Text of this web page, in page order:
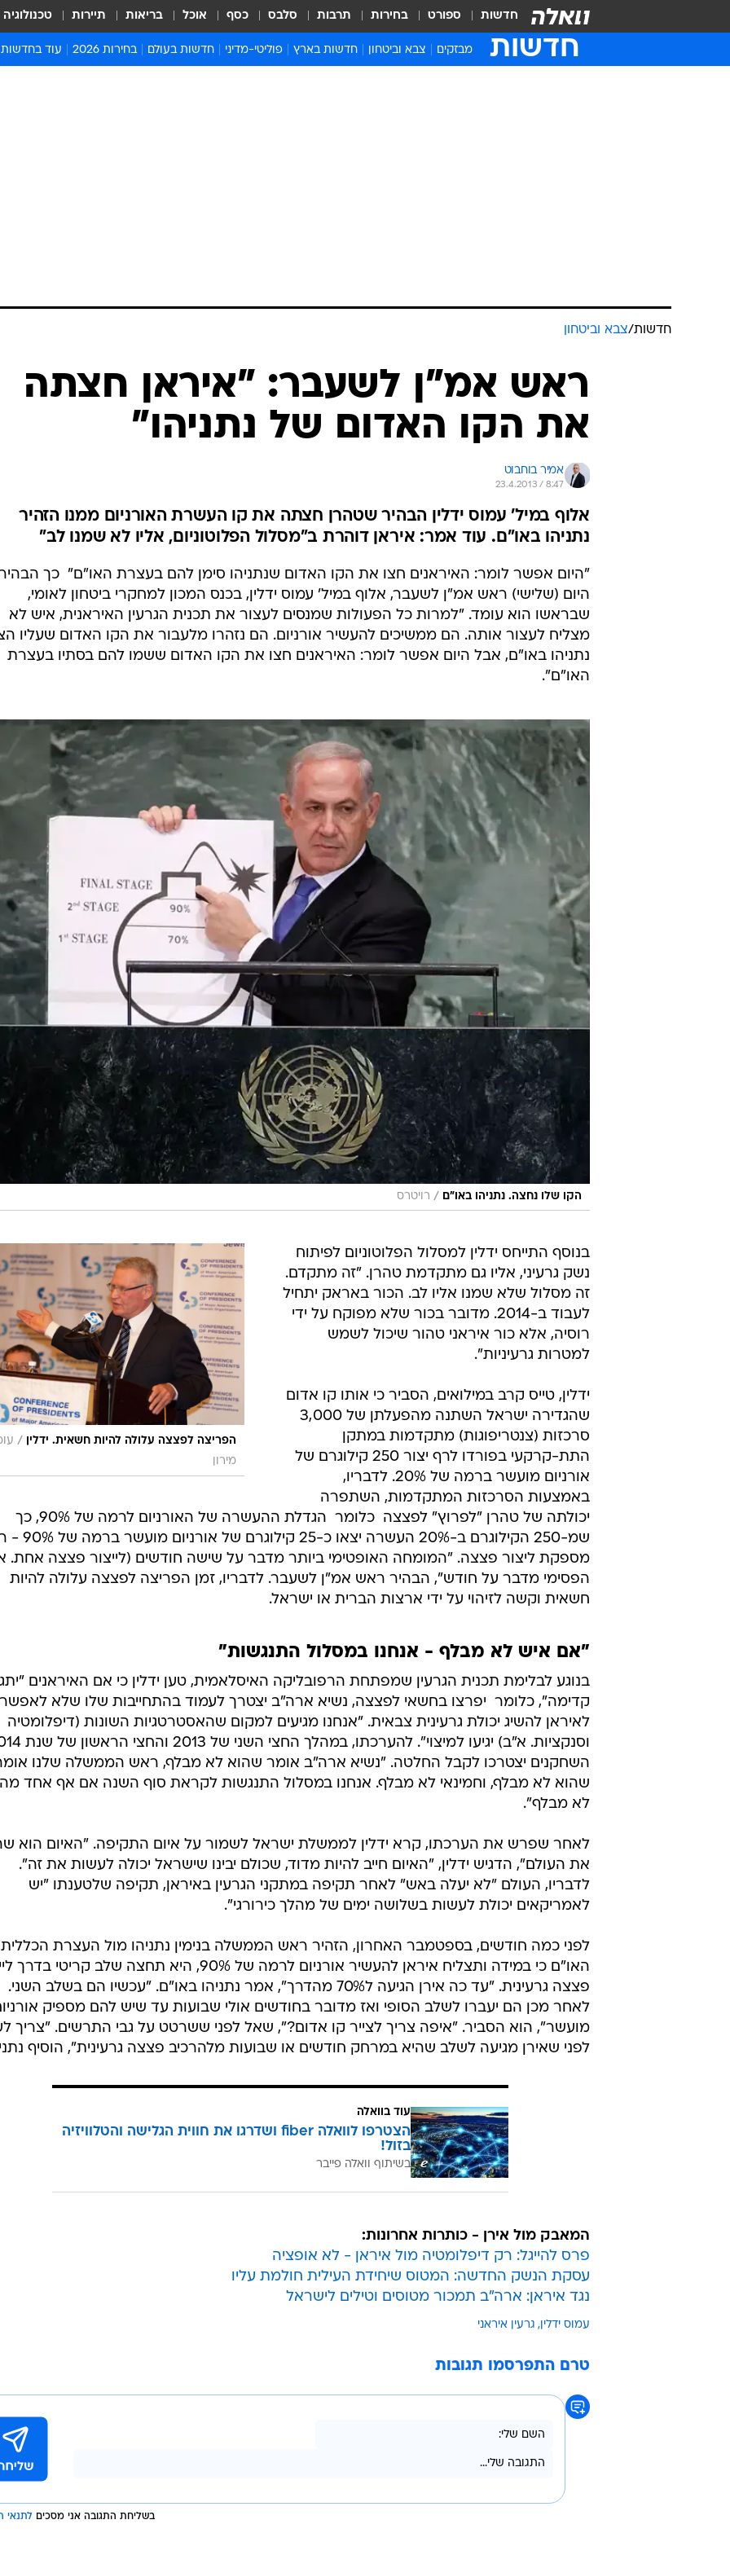
חדשות ספורט בחירות תרבות סלבס כסף אוכל בריאות תיירות טכנולוגיה
חדשות מבזקים צבא וביטחון חדשות בארץ פוליטי-מדיני חדשות בעולם בחירות 2026 עוד בחדשות
המייל האדום
חדשות/צבא וביטחון
ראש אמ"ן לשעבר: "איראן חצתה
את הקו האדום של נתניהו"
אמיר בוחבוט
23.4.2013 / 8:47
אלוף במיל' עמוס ידלין הבהיר שטהרן חצתה את קו העשרת האורניום ממנו הזהיר
נתניהו באו"ם. עוד אמר: איראן דוהרת ב"מסלול הפלוטוניום, אליו לא שמנו לב"
"היום אפשר לומר: האיראנים חצו את הקו האדום שנתניהו סימן להם בעצרת האו"ם"  כך
היום (שלישי) ראש אמ"ן לשעבר, אלוף במיל' עמוס ידלין, בכנס המכון למחקרי ביטחון לאומי,
שבראשו הוא עומד. "למרות כל הפעולות שמנסים לעצור את תכנית הגרעין האיראנית, איש לא
מצליח לעצור אותה. הם ממשיכים להעשיר אורניום. הם נזהרו מלעבור את הקו האדום שעליו
נתניהו באו"ם, אבל היום אפשר לומר: האיראנים חצו את הקו האדום ששמו להם בסתיו בעצרת
האו"ם".
הקו שלו נחצה. נתניהו באו"ם / רויטרס
הפריצה לפצצה עלולה להיות חשאית. ידלין /
מירון
בנוסף התייחס ידלין למסלול הפלוטוניום לפיתוח
נשק גרעיני, אליו גם מתקדמת טהרן. "זה מתקדם.
זה מסלול שלא שמנו אליו לב. הכור באראק יתחיל
לעבוד ב-2014. מדובר בכור שלא מפוקח על ידי
רוסיה, אלא כור איראני טהור שיכול לשמש
למטרות גרעיניות".
ידלין, טייס קרב במילואים, הסביר כי אותו קו אדום
שהגדירה ישראל השתנה מהפעלתן של 3,000
סרכזות (צנטריפוגות) מתקדמות במתקן
התת-קרקעי בפורדו לרף יצור 250 קילוגרם של
אורניום מועשר ברמה של 20%. לדבריו,
באמצעות הסרכזות המתקדמות, השתפרה
יכולתה של טהרן "לפרוץ" לפצצה  כלומר  הגדלת ההעשרה של האורניום לרמה של 90%, כך
שמ-250 הקילוגרם ב-20% העשרה
מספקת ליצור פצצה. "המומחה האופטימי ביותר מדבר על שישה חודשים (לייצור פצצה אחת.
הפסימי מדבר על חודש", הבהיר ראש אמ"ן לשעבר. לדבריו, זמן הפריצה לפצצה עלולה להיות
חשאית וקשה לזיהוי על ידי ארצות הברית או ישראל.
"אם איש לא מבלף - אנחנו במסלול התנגשות"
בנוגע לבלימת תכנית הגרעין שמפתחת הרפובליקה האיסלאמית, טען ידלין כי אם האיראנים
קדימה", כלומר  יפרצו בחשאי לפצצה, נשיא ארה"ב יצטרך לעמוד בהתחייבות שלו שלא לאפשר
לאיראן להשיג יכולת גרעינית צבאית. "אנחנו מגיעים למקום שהאסטרטגיות השונות (דיפלומטיה
וסנקציות. א"ב) יגיעו למיצוי". להערכתו, במהלך
השחקנים יצטרכו לקבל החלטה. "נשיא ארה"ב אומר שהוא לא מבלף, ראש הממשלה שלנו
שהוא לא מבלף, וחמינאי לא מבלף. אנחנו במסלול התנגשות לקראת סוף השנה אם אף אחד
לא מבלף".
לאחר שפרש את הערכתו, קרא ידלין לממשלת ישראל לשמור על איום התקיפה. "האיום הוא
את העולם", הדגיש ידלין, "האיום חייב להיות מדוד, שכולם יבינו שישראל יכולה לעשות את זה".
לדבריו, העולם "לא יעלה באש" לאחר תקיפה במתקני הגרעין באיראן, תקיפה שלטענתו "יש
לאמריקאים יכולת לעשות בשלושה ימים של מהלך כירורגי".
לפני כמה חודשים, בספטמבר האחרון, הזהיר ראש הממשלה בנימין נתניהו מול העצרת
האו"ם כי במידה ותצליח איראן להעשיר אורניום לרמה של 90%, היא תחצה שלב קריטי
פצצה גרעינית. "עד כה אירן הגיעה ל70% מהדרך", אמר נתניהו באו"ם. "עכשיו הם בשלב השני.
לאחר מכן הם יעברו לשלב הסופי ואז מדובר בחודשים אולי שבועות עד שיש להם מספיק
מועשר", הוא הסביר. "איפה צריך לצייר קו אדום?", שאל לפני ששרטט על גבי התרשים. "צריך
לפני שאירן מגיעה לשלב שהיא במרחק חודשים או שבועות מלהרכיב פצצה גרעינית", הוסיף
עוד בוואלה
הצטרפו לוואלה fiber ושדרגו את חווית הגלישה והטלוויזיה
בזול!
בשיתוף וואלה פייבר
המאבק מול אירן - כותרות אחרונות:
פרס להייגל: רק דיפלומטיה מול איראן - לא אופציה
עסקת הנשק החדשה: המטוס שיחידת העילית חולמת עליו
נגד איראן: ארה"ב תמכור מטוסים וטילים לישראל
עמוס ידלין גרעין איראני
טרם התפרסמו תגובות
בשליחת התגובה אני מסכים לתנאי